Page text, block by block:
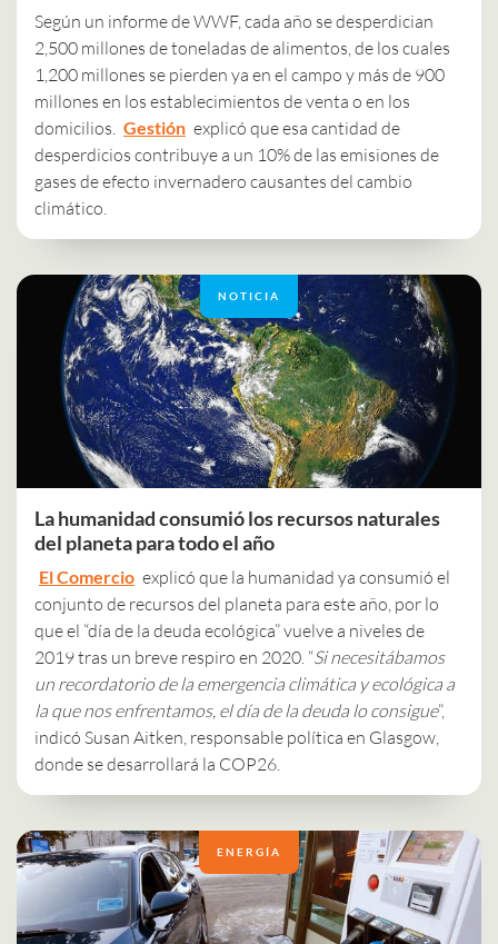
Según un informe de WWF, cada año se desperdician
2,500 millones de toneladas de alimentos, de los cuales
1,200 millones se pierden ya en el campo y más de 900
millones en los establecimientos de venta o en los
domicilios. Gestión explicó que esa cantidad de
desperdicios contribuye a un 10% de las emisiones de
gases de efecto invernadero causantes del cambio
climático.
NOTICIA
La humanidad consumió los recursos naturales
del planeta para todo el año
El Comercio explicó que la humanidad ya consumió el
conjunto de recursos del planeta para este año, por lo
que el “día de la deuda ecológica” vuelve a niveles de
2019 tras un breve respiro en 2020. “Si necesitábamos
un recordatorio de la emergencia climática y ecológica a
la que nos enfrentamos, el día de la deuda lo consigue”,
indicó Susan Aitken, responsable política en Glasgow,
donde se desarrollará la COP26.
ENERGÍA